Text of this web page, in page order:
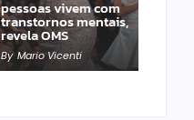
pessoas vivem com
transtornos mentais,
revela OMS
By Mario Vicenti